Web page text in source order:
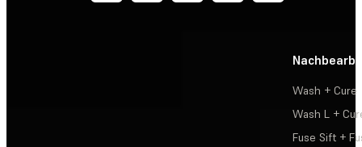
Wash + Cure
Wash L +
Fuse Sift +